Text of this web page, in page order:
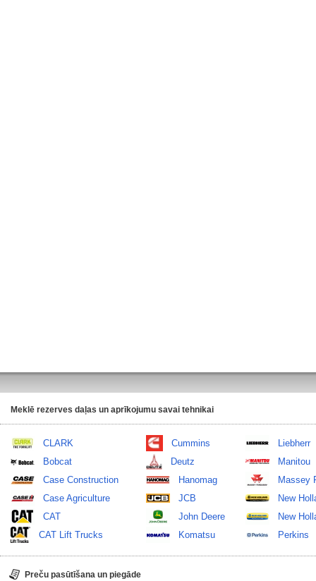
Meklē rezerves daļas un aprīkojumu savai tehnikai
CLARK
Bobcat
Case Construction
Case Agriculture
CAT
CAT Lift Trucks
Cummins
Deutz
Hanomag
JCB
John Deere
Komatsu
Liebherr
Manitou
Massey
New
New
Perkins
Preču pasūtīšana un piegāde